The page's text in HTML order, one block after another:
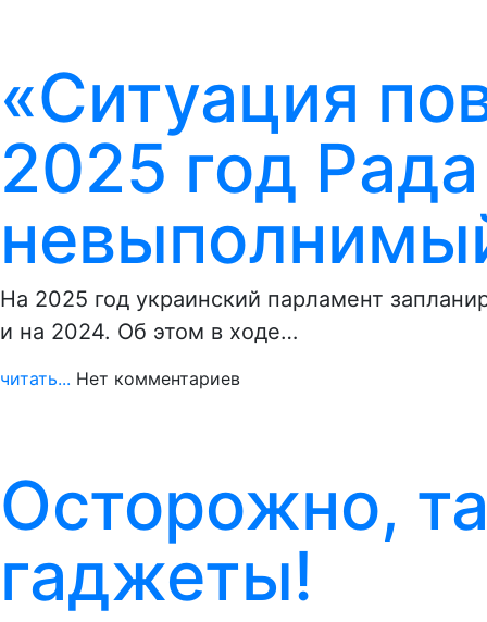
«Ситуация
2025 год
На 2025 год украинский парламент
и на 2024. Об этом в ходе…
читать... Нет комментариев
Осторожно,
гаджеты!